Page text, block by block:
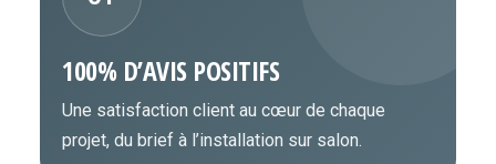
100% D’AVIS POSITIFS
Une satisfaction client au cœur de chaque
projet, du brief à l’installation sur salon.